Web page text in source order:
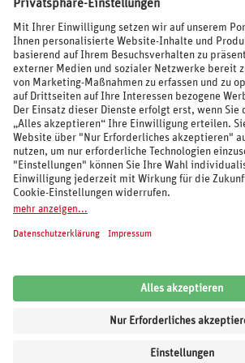
BEWERTUNGEN
SOCIAL MEDIA
REISEVERANSTALTER UND
© 2026 REWE Reisen
Impressum
AGB Cookie-
Unsere Inhalte: Standards und
Kundenbewertung:4,62von5Sternen auf